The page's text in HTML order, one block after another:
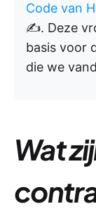
Code van
✍️. Deze
basis voor
die we
Wat